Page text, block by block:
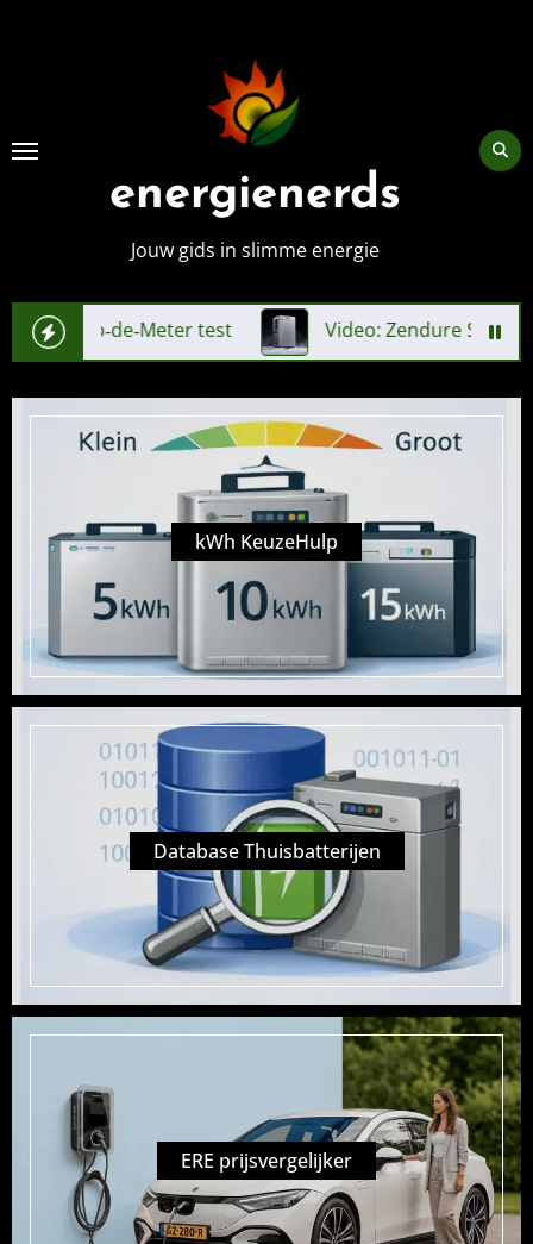
energienerds
Jouw gids in slimme energie
test Video: Zendure SolarFlow 4000
kWh KeuzeHulp
Database Thuisbatterijen
ERE prijsvergelijker